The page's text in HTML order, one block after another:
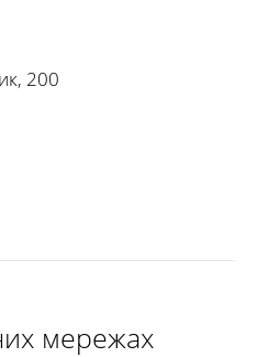
200
мережах